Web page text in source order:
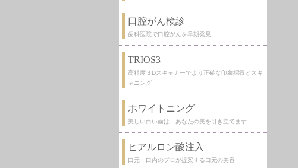
口腔がん検診
歯科医院で口腔がんを早期発見
TRIOS3
高精度３Dスキャナーでより正確な印象採得とスキ
ャニング
ホワイトニング
美しい白い歯は、あなたの美を引き立てます
ヒアルロン酸注入
口元・口内のプロが提案する口元の美容